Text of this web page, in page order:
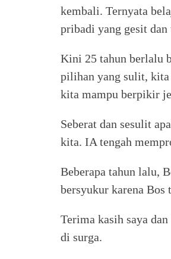
kembali. Ternyata
pribadi yang gesit
Kini 25 tahun berlalu
pilihan yang sulit, kita
kita mampu berpikir
Seberat dan sesulit
kita. IA tengah
Beberapa tahun lalu,
bersyukur karena Bos
Terima kasih saya
di surga.